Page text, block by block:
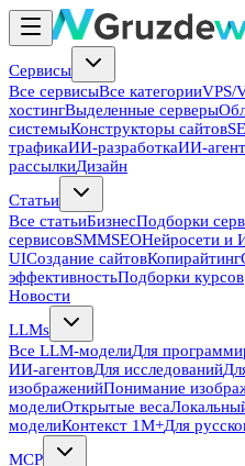
Сервисы
Все сервисыВсе категорииVPS/
хостингВыделенные серверы
системыКонструкторы сайтов
трафикаИИ-разработкаИИ-
рассылкиДизайн
Статьи
Все статьиБизнесПодборки
сервисовSMMSEOНейросети и
UIСоздание сайтовКопирайтинг
эффективностьПодборки курсов
Новости
LLMs
Все LLM-моделиДля
ИИ-агентовДля исследований
изображенийПонимание
моделиОткрытые веса
моделиКонтекст 1M+Для
MCP